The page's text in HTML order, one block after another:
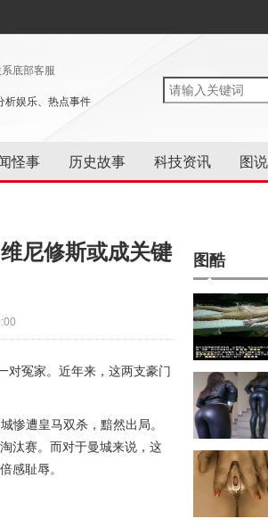
底部客服
析娱乐、热点事件
怪事 历史故事 科技资讯 图
尼修斯或成关键
对冤家。近年来，这两支豪门
惨遭皇马双杀，黯然出局。
汰赛。而对于曼城来说，这
感耻辱。
图酷